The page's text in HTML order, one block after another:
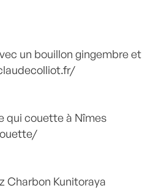
un bouillon gingembre et
qui couette à Nîmes
Charbon Kunitoraya